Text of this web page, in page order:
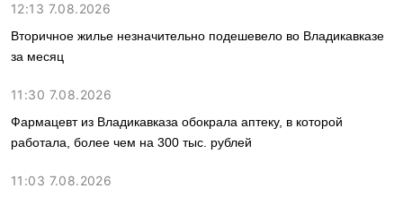
12:13 7.08.2026
Вторичное жилье незначительно подешевело во Владикавказе
за месяц
11:30 7.08.2026
Фармацевт из Владикавказа обокрала аптеку, в которой
работала, более чем на 300 тыс. рублей
11:03 7.08.2026